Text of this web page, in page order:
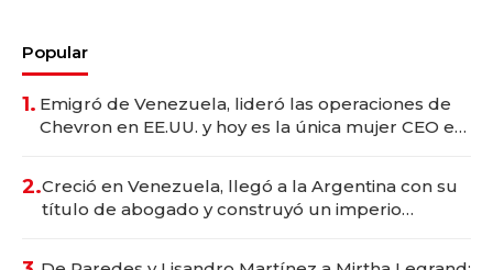
Popular
1. Emigró de Venezuela, lideró las operaciones de
Chevron en EE.UU. y hoy es la única mujer CEO en
2.Creció en Venezuela, llegó a la Argentina con su
título de abogado y construyó un imperio